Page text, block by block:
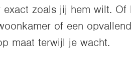
zoals jij hem wilt. Of
of een
maat terwijl je wacht.